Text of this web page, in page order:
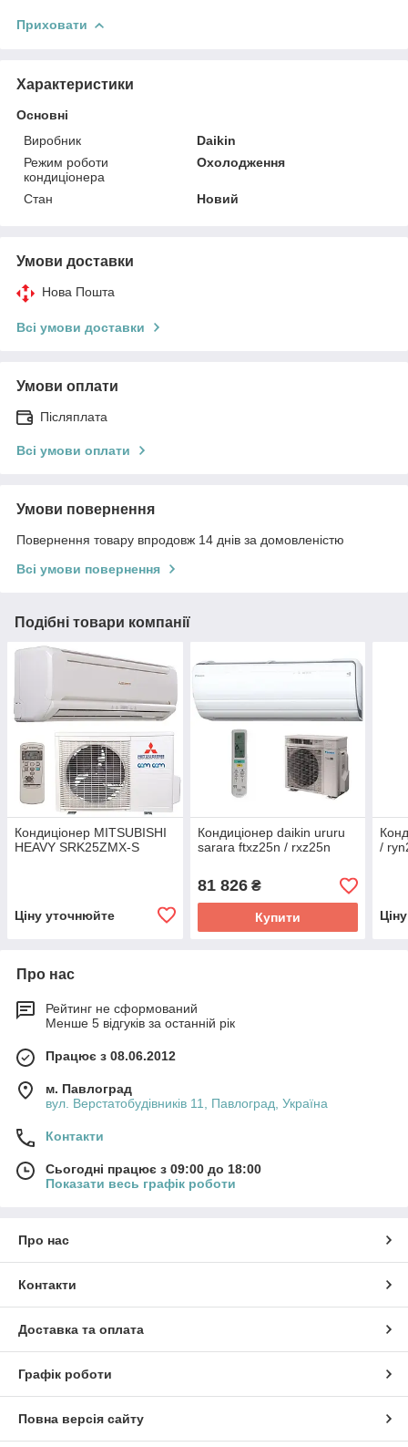
Приховати
Характеристики
Основні
Виробник
Daikin
Режим роботи
кондиціонера
Охолодження
Стан Новий
Умови доставки
Нова Пошта
Всі умови доставки
Умови оплати
Післяплата
Всі умови оплати
Умови повернення
Повернення товару впродовж 14 днів за домовленістю
Всі умови повернення
Подібні товари компанії
Кондиціонер MITSUBISHI
HEAVY SRK25ZMX-S
Ціну уточнюйте
Кондиціонер daikin ururu
sarara ftxz25n / rxz25n
81 826₴
Купити
/
Про нас
Рейтинг не сформований
Менше 5 відгуків за останній рік
Працює з 08.06.2012
м. Павлоград
вул. Верстатобудівників 11, Павлоград, Україна
Контакти
Сьогодні працює з 09:00 до 18:00
Показати весь графік роботи
Про нас
Контакти
Доставка та оплата
Графік роботи
Повна версія сайту